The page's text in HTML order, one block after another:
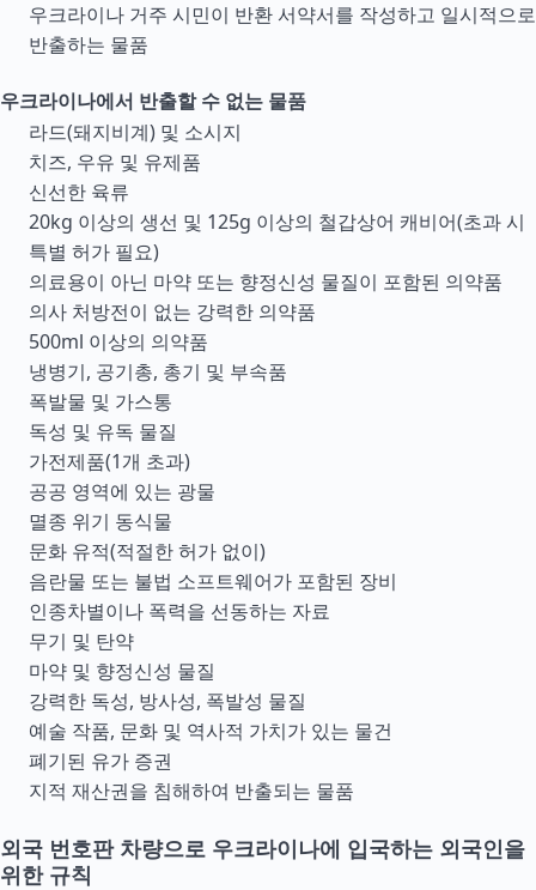
우크라이나 거주 시민이 반환 서약서를 작성하고 일시적으로
반출하는 물품
우크라이나에서 반출할 수 없는 물품
라드(돼지비계) 및 소시지
치즈, 우유 및 유제품
신선한 육류
20kg 이상의 생선 및 125g 이상의 철갑상어 캐비어(초과 시
특별 허가 필요)
의료용이 아닌 마약 또는 향정신성 물질이 포함된 의약품
의사 처방전이 없는 강력한 의약품
500ml 이상의 의약품
냉병기, 공기총, 총기 및 부속품
폭발물 및 가스통
독성 및 유독 물질
가전제품(1개 초과)
공공 영역에 있는 광물
멸종 위기 동식물
문화 유적(적절한 허가 없이)
음란물 또는 불법 소프트웨어가 포함된 장비
인종차별이나 폭력을 선동하는 자료
무기 및 탄약
마약 및 향정신성 물질
강력한 독성, 방사성, 폭발성 물질
예술 작품, 문화 및 역사적 가치가 있는 물건
폐기된 유가 증권
지적 재산권을 침해하여 반출되는 물품
외국 번호판 차량으로 우크라이나에 입국하는 외국인을
위한 규칙